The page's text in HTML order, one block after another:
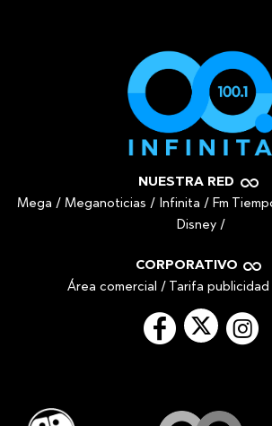
NUESTRA RED
Mega / Meganoticias / Infinita / Fm
Disney /
CORPORATIVO
Área comercial / Tarifa